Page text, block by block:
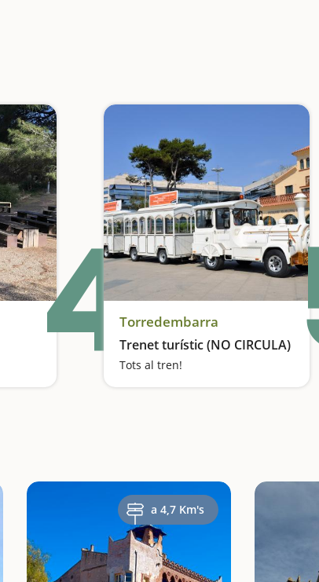
4Torredembarra
Trenet turístic (NO CIRCULA)
Tots al tren!
a 4,7 Km's